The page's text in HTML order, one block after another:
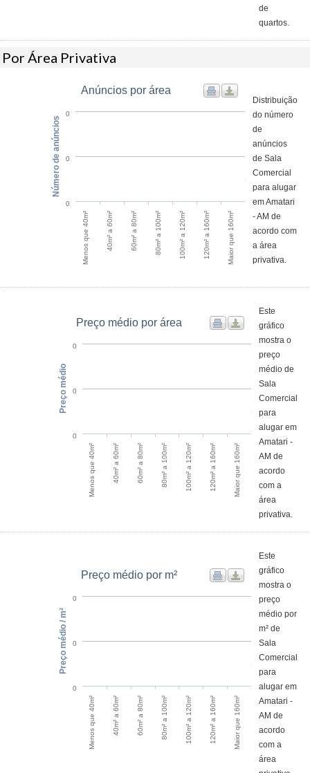
de
quartos.
Por Área Privativa
Anúncios por área
Menos que 40m² 40m² a 60m² 60m² a 80m² 80m² a 100m² 100m² a 120m² 120m² a 160m² Maior que 160m²
0
0
0
Número de anúncios
Distribuição
do número
de
anúncios
de Sala
Comercial
para alugar
em Amatari
- AM de
acordo com
a área
privativa.
Preço médio por área
Menos que 40m² 40m² a 60m² 60m² a 80m² 80m² a 100m² 100m² a 120m² 120m² a 160m² Maior que 160m²
0
0
0
Preço médio
Este
gráfico
mostra o
preço
médio de
Sala
Comercial
para
alugar em
Amatari -
AM de
acordo
com a
área
privativa.
Preço médio por m²
Menos que 40m² 40m² a 60m² 60m² a 80m² 80m² a 100m² 100m² a 120m² 120m² a 160m² Maior que 160m²
0
0
0
Preço médio / m²
Este
gráfico
mostra o
preço
médio por
m² de
Sala
Comercial
para
alugar em
Amatari -
AM de
acordo
com a
área